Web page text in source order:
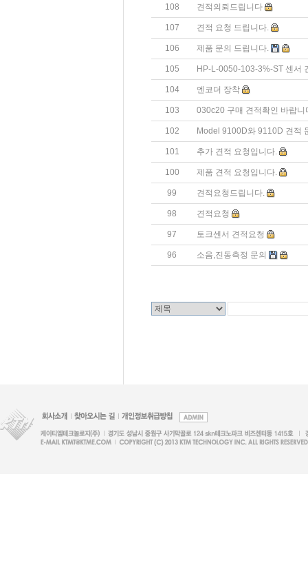
108 견적의뢰드립니다
107 견적 요청 드립니다.
106 제품 문의 드립니다.
105 HP-L-0050-103-3%-ST 센서
104 엔코더 장착
103 030c20 구매 견적확인 바랍니
102 Model 9100D와 9110D 견적
101 추가 견적 요청입니다.
100 제품 견적 요청입니다.
99 견적요청드립니다.
98 견적요청
97 토크센서 견적요청
96 소음,진동측정 문의